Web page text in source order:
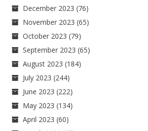
December 2023 (76)
November 2023 (65)
October 2023 (79)
September 2023 (65)
August 2023 (184)
July 2023 (244)
June 2023 (222)
May 2023 (134)
April 2023 (60)